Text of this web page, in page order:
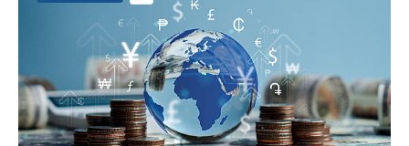
Gala Financiară 2026 – solicitare de
nominalizare a candidaților
03.08.2026 Ministerul Finanțelor